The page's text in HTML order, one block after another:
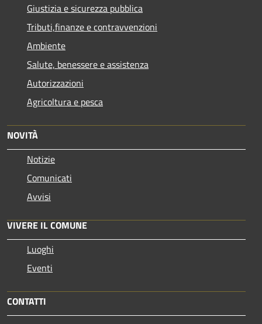
Giustizia e sicurezza pubblica
Tributi,finanze e contravvenzioni
Ambiente
Salute, benessere e assistenza
Autorizzazioni
Agricoltura e pesca
NOVITÀ
Notizie
Comunicati
Avvisi
VIVERE IL COMUNE
Luoghi
Eventi
CONTATTI